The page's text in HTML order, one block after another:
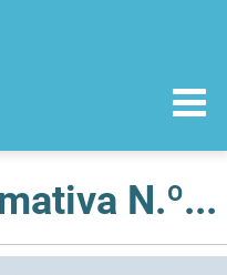
Circular Informativa N.º 043/CD/550.20.001 Data: 01/07/2024